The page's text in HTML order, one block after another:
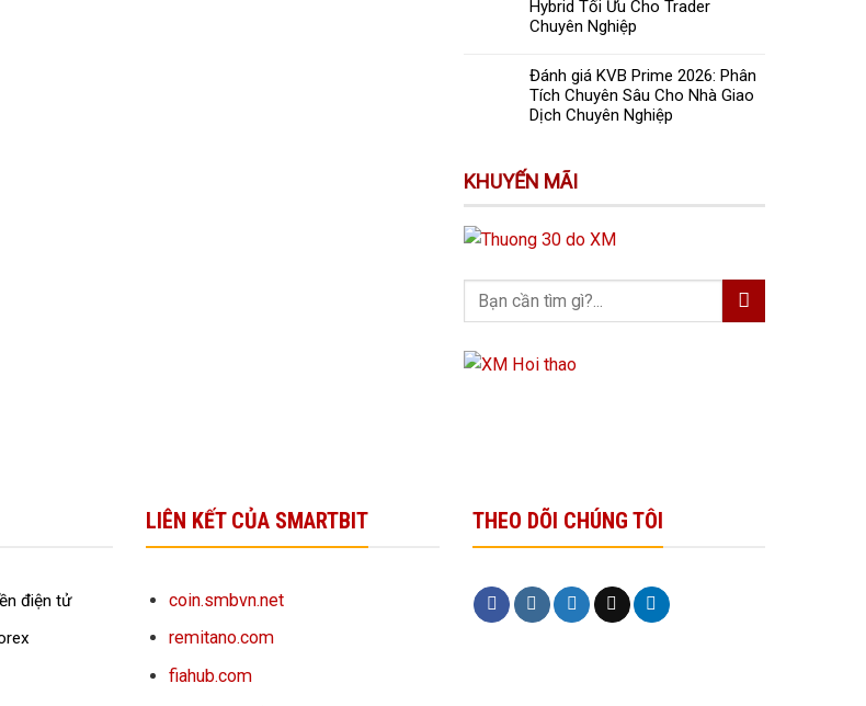
Hybrid Tối Ưu Cho Trader
Chuyên Nghiệp
Đánh giá KVB Prime 2026: Phân
Tích Chuyên Sâu Cho Nhà Giao
Dịch Chuyên Nghiệp
KHUYẾN MÃI
điện tử
LIÊN KẾT CỦA SMARTBIT
coin.smbvn.net
remitano.com
fiahub.com
THEO DÕI CHÚNG TÔI